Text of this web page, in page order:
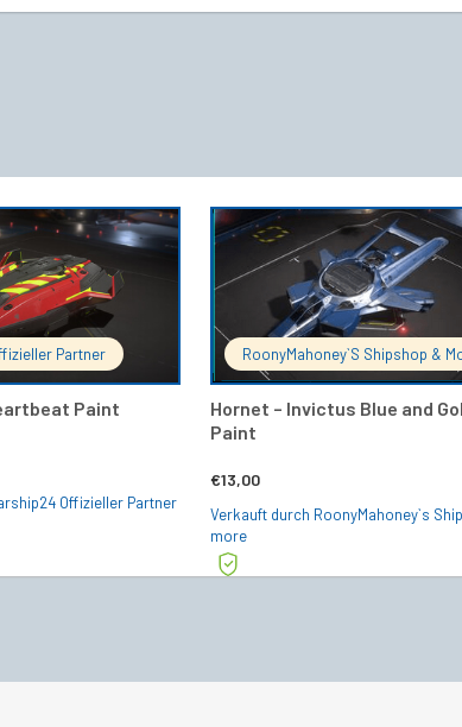
Partner
Paint
IN DEN WARENKORB
Offizieller Partner
RoonyMahoney`s Shipshop &
Hornet – Invictus Blue and
Paint
€13,00
IN DEN
Verkauft durch RoonyMahoney`s
more